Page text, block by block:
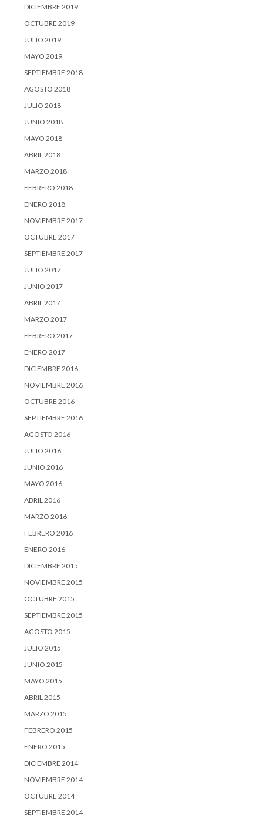
DICIEMBRE 2019
OCTUBRE 2019
JULIO 2019
MAYO 2019
SEPTIEMBRE 2018
AGOSTO 2018
JULIO 2018
JUNIO 2018
MAYO 2018
ABRIL 2018
MARZO 2018
FEBRERO 2018
ENERO 2018
NOVIEMBRE 2017
OCTUBRE 2017
SEPTIEMBRE 2017
JULIO 2017
JUNIO 2017
ABRIL 2017
MARZO 2017
FEBRERO 2017
ENERO 2017
DICIEMBRE 2016
NOVIEMBRE 2016
OCTUBRE 2016
SEPTIEMBRE 2016
AGOSTO 2016
JULIO 2016
JUNIO 2016
MAYO 2016
ABRIL 2016
MARZO 2016
FEBRERO 2016
ENERO 2016
DICIEMBRE 2015
NOVIEMBRE 2015
OCTUBRE 2015
SEPTIEMBRE 2015
AGOSTO 2015
JULIO 2015
JUNIO 2015
MAYO 2015
ABRIL 2015
MARZO 2015
FEBRERO 2015
ENERO 2015
DICIEMBRE 2014
NOVIEMBRE 2014
OCTUBRE 2014
SEPTIEMBRE 2014